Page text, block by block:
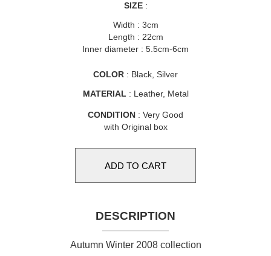
SIZE:
Width : 3cm
Length : 22cm
Inner diameter : 5.5cm-6cm
COLOR : Black, Silver
MATERIAL : Leather, Metal
CONDITION : Very Good
with Original box
DESCRIPTION
Autumn Winter 2008 collection